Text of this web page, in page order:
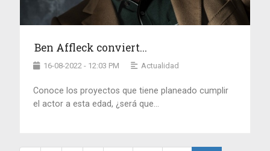
Ben Affleck conviert...
16-08-2022 - 12:03 PM Actualidad
Conoce los proyectos que tiene planeado cumplir
el actor a esta edad, ¿será que...